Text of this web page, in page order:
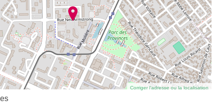
Corriger l’adresse ou la localisation